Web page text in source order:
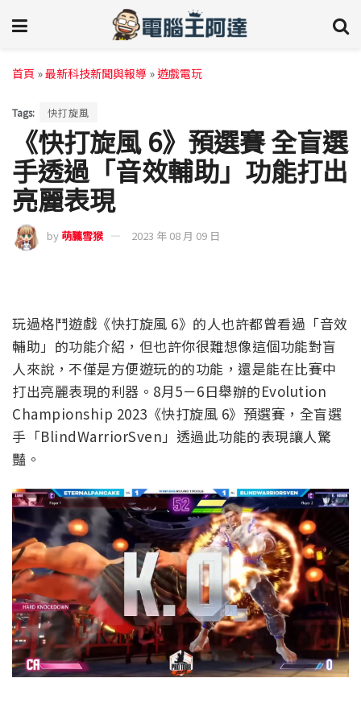
首頁 »最新科技新聞與報導 »遊戲電玩
Tags: 快打旋風
《快打旋風 6》預選賽 全盲選
手透過「音效輔助」功能打出
亮麗表現
by 萌朧雪猴 2023 年 08 月 09 日
玩過格鬥遊戲《快打旋風 6》的人也許都曾看過「音效
輔助」的功能介紹，但也許你很難想像這個功能對盲
人來說，不僅是方便遊玩的的功能，還是能在比賽中
打出亮麗表現的利器。8月5－6日舉辦的Evolution
Championship 2023《快打旋風 6》預選賽，全盲選
手「BlindWarriorSven」透過此功能的表現讓人驚
豔。